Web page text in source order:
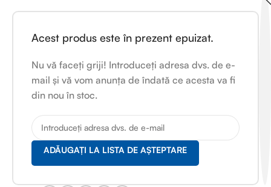
Acest produs este în prezent epuizat.
Nu vă faceți griji! Introduceți adresa dvs. de e-
mail și vă vom anunța de îndată ce acesta va fi
din nou în stoc.
ADĂUGAȚI LA LISTA DE AȘTEPTARE